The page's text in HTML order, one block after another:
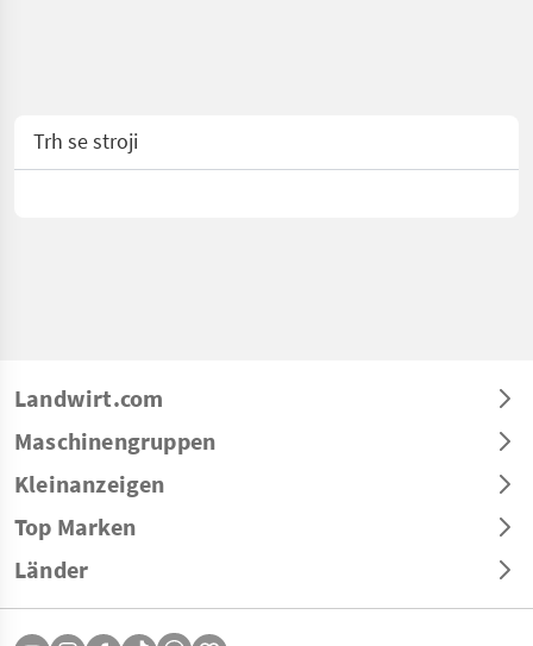
Trh se stroji
Landwirt.com
Maschinengruppen
Kleinanzeigen
Top Marken
Länder